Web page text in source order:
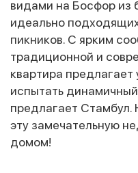
видами на Босфор из
идеально
пикников. С ярким
традиционной и
квартира
испытать
предлагает Стамбул.
эту замечательную
домом!